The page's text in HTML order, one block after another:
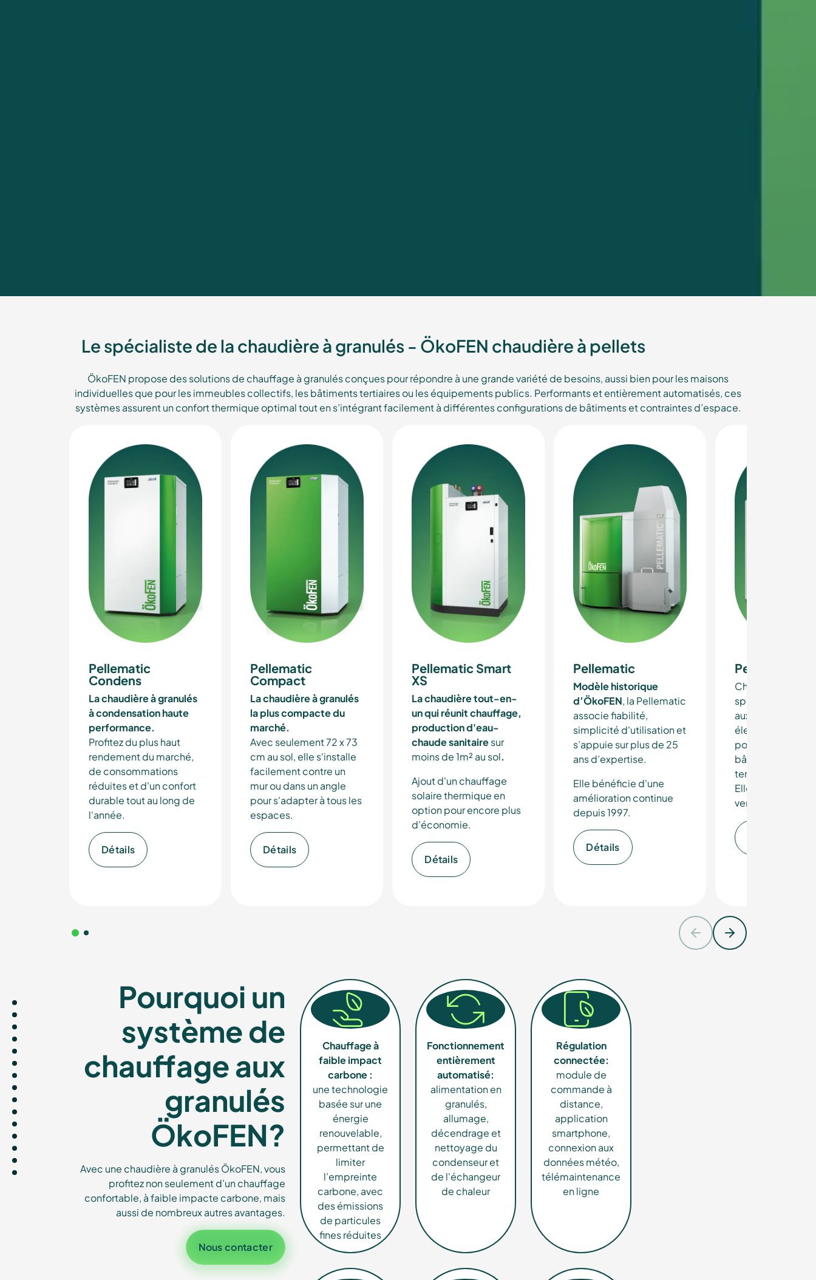
ÖkoFEN
Le spécialiste de la
chaudière à
granulés
et autres chaleurs renouvelables
Le spécialiste de la chaudière à granulés - ÖkoFEN chaudière à pellets
ÖkoFEN propose des solutions de chauffage à granulés conçues pour répondre à une grande variété de besoins, aussi bien pour les maisons
individuelles que pour les immeubles collectifs, les bâtiments tertiaires ou les équipements publics. Performants et entièrement automatisés, ces
systèmes assurent un confort thermique optimal tout en s’intégrant facilement à différentes configurations de bâtiments et contraintes d’espace.
Pellematic
Condens
La chaudière à granulés
à condensation haute
performance.
Profitez du plus haut
rendement du marché,
de consommations
réduites et d'un confort
durable tout au long de
l'année.
Détails
Pellematic
Compact
La chaudière à granulés
la plus compacte du
marché.
Avec seulement 72 x 73
cm au sol, elle s'installe
facilement contre un
mur ou dans un angle
pour s'adapter à tous les
espaces.
Détails
Pellematic Smart
XS
La chaudière tout-en-
un qui réunit chauffage,
production d'eau-
chaude sanitairesur
moins de 1m² au sol.
Ajout d'un chauffage
solaire thermique en
option pour encore plus
d'économie.
Détails
Pellematic
Modèle historique
d’ÖkoFEN, la Pellematic
associe fiabilité,
simplicité d'utilisation et
s’appuie sur plus de 25
ans d’expertise.
Elle bénéficie d'une
amélioration continue
depuis 1997.
Détails
Pellematic
Chaudière
spécialement
aux puissances
élevées, elle est
pour chauffer les
bâtiments
tertiaires ou
Elle est
version
Pourquoi un
système de
chauffage aux
granulés
ÖkoFEN?
Avec une chaudière à granulés ÖkoFEN, vous
profitez non seulement d’un chauffage
confortable, à faible impacte carbone, mais
aussi de nombreux autres avantages.
Nous contacter
Chauffage à
faible impact
carbone :
une technologie
basée sur une
énergie
renouvelable,
permettant de
limiter
l’empreinte
carbone, avec
des émissions
de particules
fines réduites
Fonctionnement
entièrement
automatisé:
alimentation en
granulés,
allumage,
décendrage et
nettoyage du
condenseur et
de l'échangeur
de chaleur
Régulation
connectée:
module de
commande à
distance,
application
smartphone,
connexion aux
données météo,
télémaintenance
en ligne